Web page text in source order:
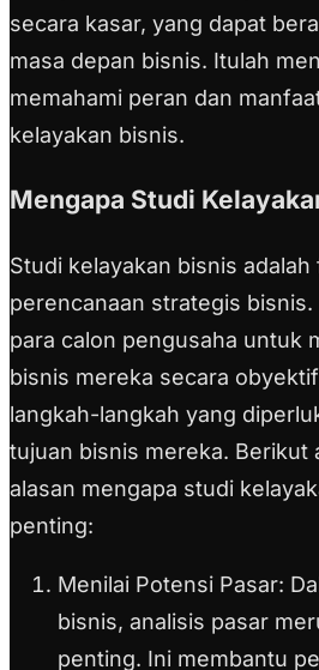
secara kasar, yang dapat
masa depan bisnis. Itulah
memahami peran dan
kelayakan bisnis.
Mengapa Studi
Studi kelayakan bisnis adalah
perencanaan strategis
para calon pengusaha untuk
bisnis mereka secara
langkah-langkah yang
tujuan bisnis mereka. Berikut
alasan mengapa studi
penting:
Menilai Potensi Pasar:
bisnis, analisis pasar
penting. Ini membantu